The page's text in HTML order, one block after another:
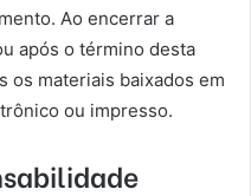
Ao encerrar a
após o término desta
os materiais baixados em
ou impresso.